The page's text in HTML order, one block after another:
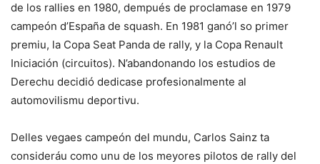
de los rallies en 1980, dempués de proclamase en 1979
campeón d’España de squash. En 1981 ganó’l so primer
premiu, la Copa Seat Panda de rally, y la Copa Renault
Iniciación (circuitos). N’abandonando los estudios de
Derechu decidió dedicase profesionalmente al
automovilismu deportivu.
Delles vegaes campeón del mundu, Carlos Sainz ta
consideráu como unu de los meyores pilotos de rally del